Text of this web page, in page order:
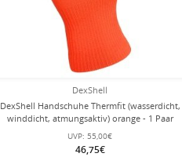
DexShell
DexShell Handschuhe Thermfit (wasserdicht,
winddicht, atmungsaktiv) orange - 1 Paar
UVP: 55,00€
46,75€